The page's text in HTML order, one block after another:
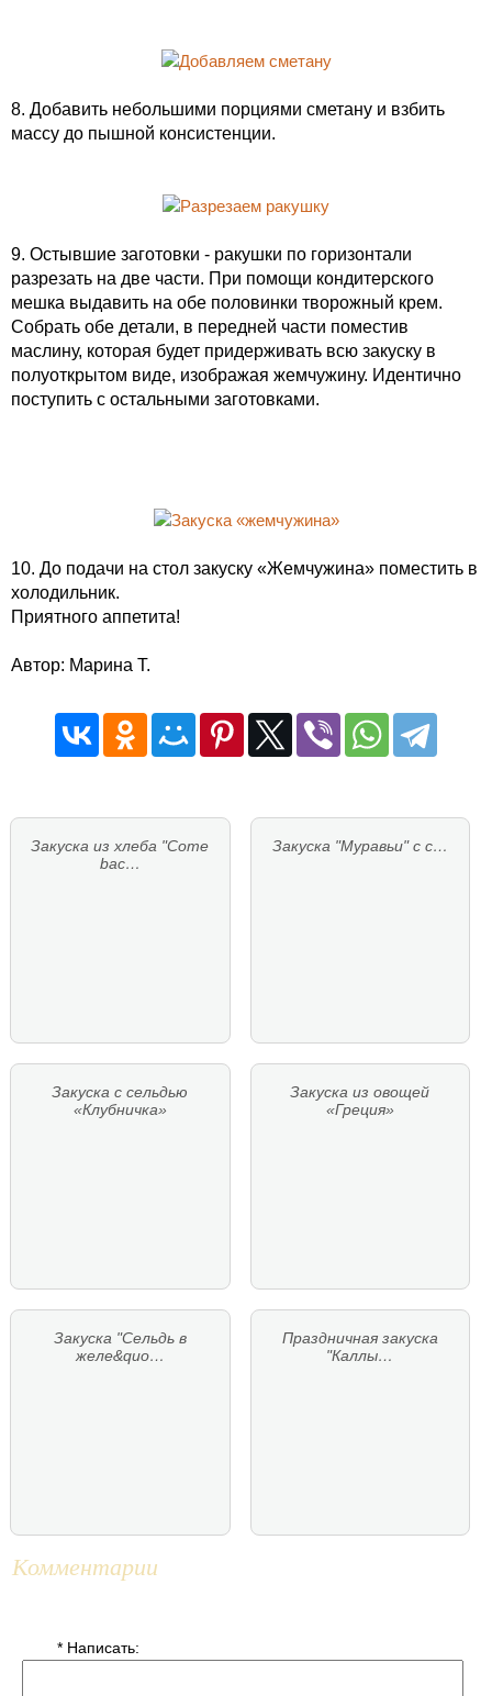
8. Добавить небольшими порциями сметану и взбить
массу до пышной консистенции.
9. Остывшие заготовки - ракушки по горизонтали
разрезать на две части. При помощи кондитерского
мешка выдавить на обе половинки творожный крем.
Собрать обе детали, в передней части поместив
маслину, которая будет придерживать всю закуску в
полуоткрытом виде, изображая жемчужину. Идентично
поступить с остальными заготовками.
10. До подачи на стол закуску «Жемчужина» поместить в
холодильник.
Приятного аппетита!
Автор: Марина Т.
Закуска из хлеба "Come
bac…
Закуска "Муравьи" с с…
Закуска с сельдью
«Клубничка»
Закуска из овощей
«Греция»
Закуска "Сельдь в
желе&quo…
Праздничная закуска
"Каллы…
Комментарии
* Написать: